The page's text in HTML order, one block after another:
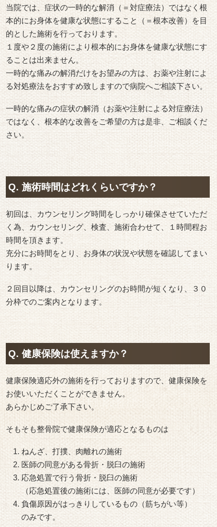
当院では、症状の一時的な解消（＝対症療法）ではなく根
本的にお身体を健康な状態にすること（＝根本改善）を目
的とした施術を行っております。
１度や２度の施術により根本的にお身体を健康な状態にす
ることは出来ません。
一時的な痛みの解消だけをお望みの方は、お薬や注射によ
る対処療法をおすすめ致しますので病院へご相談下さい。
一時的な痛みの症状の解消（お薬や注射による対症療法）
ではなく、根本的な改善をご希望の方は是非、ご相談くだ
さい。
Q. 施術時間はどれくらいですか？
初回は、カウンセリング時間をしっかり確保させていただ
く為、カウンセリング、検査、施術合わせて、１時間程お
時間を頂きます。
充分にお時間をとり、お身体の状況や状態を確認してまい
ります。
２回目以降は、カウンセリングのお時間が短くなり、３０
分枠でのご案内となります。
Q. 健康保険は使えますか？
健康保険適応外の施術を行っておりますので、健康保険を
お使いいただくことができません。
あらかじめご了承下さい。
そもそも整骨院で健康保険が適応となるものは
ねんざ、打撲、肉離れの施術
医師の同意がある骨折・脱臼の施術
応急処置で行う骨折・脱臼の施術
（応急処置後の施術には、医師の同意が必要です）
負傷原因がはっきりしているもの（筋ちがい等）
のみです。